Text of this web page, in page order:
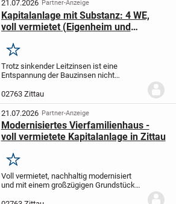
21.07.2026 Partner-Anzeige
Kapitalanlage mit Substanz: 4 WE,
voll vermietet (Eigenheim und
Merken
Trotz sinkender Leitzinsen ist eine
Entspannung der Bauzinsen nicht
eine gute Möglichkeit Eigentum zu
erwerben und gleichzeitig durch
Steuerersparnisse mehr...
02763 Zittau
21.07.2026 Partner-Anzeige
Modernisiertes Vierfamilienhaus -
voll vermietete Kapitalanlage in Zittau
Merken
Voll vermietet, nachhaltig modernisiert
und mit einem großzügigen Grundstück